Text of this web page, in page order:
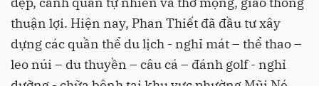
thuận lợi. Hiện nay, Phan Thiết đã đầu tư xây
dựng các quần thể du lịch - nghỉ mát – thể thao –
leo núi – du thuyền – câu cá – đánh golf - nghỉ